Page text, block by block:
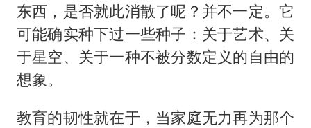
东西，是否就此消散了呢？并不一定。它
可能确实种下过一些种子：关于艺术、关
于星空、关于一种不被分数定义的自由的
想象。
教育的韧性就在于，当家庭无力再为那个